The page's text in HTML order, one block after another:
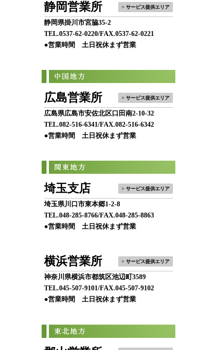
静岡営業所 > サービス提供エリア
静岡県掛川市宮脇35-2
TEL.0537-62-0220/FAX.0537-62-0221
●営業時間 土日祝休まず営業
広島営業所 > サービス提供エリア
広島県広島市安佐北区口田南2-10-32
TEL.082-516-6341/FAX.082-516-6342
●営業時間 土日祝休まず営業
埼玉支店 > サービス提供エリア
埼玉県川口市東本郷1-2-8
TEL.048-285-8766/FAX.048-285-8863
●営業時間 土日祝休まず営業
横浜営業所 > サービス提供エリア
神奈川県横浜市都筑区池辺町3589
TEL.045-507-9101/FAX.045-507-9102
●営業時間 土日祝休まず営業